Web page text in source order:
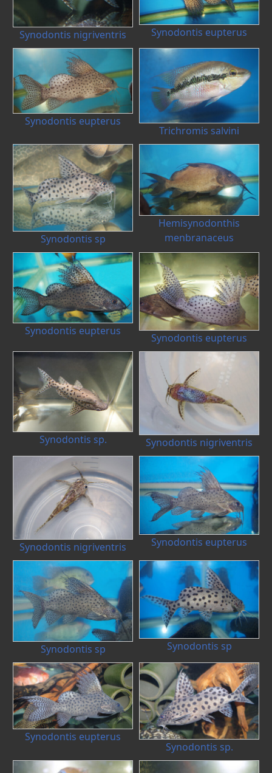
Synodontis nigriventris Synodontis eupterus
Synodontis eupterus
Trichromis salvini
Synodontis sp
Hemisynodonthis
menbranaceus
Synodontis eupterus
Synodontis eupterus
Synodontis sp. Synodontis nigriventris
Synodontis nigriventris Synodontis eupterus
Synodontis sp Synodontis sp
Synodontis eupterus
Synodontis sp.